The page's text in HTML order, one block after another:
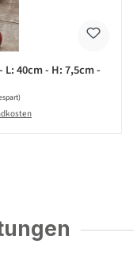
40cm - H: 7,5cm -